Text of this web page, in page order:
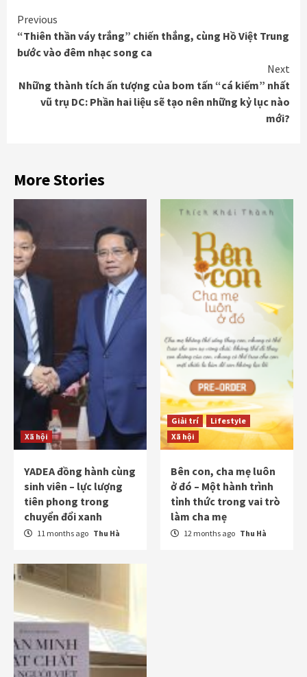
Continue
Reading
Previous
“Thiên thần váy trắng” chiến thắng, cùng Hồ Việt Trung
bước vào đêm nhạc song ca
Next
Những thành tích ấn tượng của bom tấn “cá kiếm” nhất
vũ trụ DC: Phần hai liệu sẽ tạo nên những kỷ lục nào
mới?
More Stories
Xã hội
YADEA đồng hành cùng
sinh viên – lực lượng
tiên phong trong
chuyển đổi xanh
11 months ago Thu Hà
Giải trí
Lifestyle
Xã hội
Bên con, cha mẹ luôn
ở đó – Một hành trình
tỉnh thức trong vai trò
làm cha mẹ
12 months ago Thu Hà